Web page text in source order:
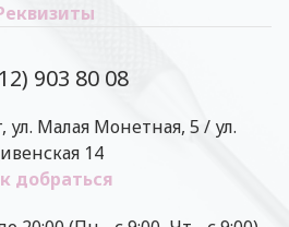
903 80 08
ул. Малая Монетная, 5 / ул.
14
добраться